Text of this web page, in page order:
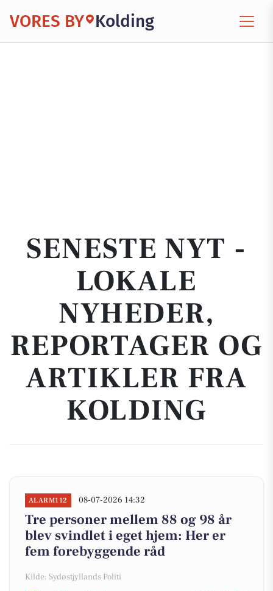
VORES BY Kolding
SENESTE NYT -
LOKALE
NYHEDER,
REPORTAGER OG
ARTIKLER FRA
KOLDING
ALARM112 08-07-2026 14:32
Tre personer mellem 88 og 98 år
blev svindlet i eget hjem: Her er
fem forebyggende råd
Kilde: Sydøstjyllands Politi